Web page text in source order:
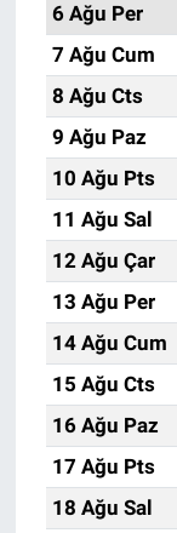
6 Ağu Per
7 Ağu Cum
8 Ağu Cts
9 Ağu Paz
10 Ağu Pts
11 Ağu Sal
12 Ağu Çar
13 Ağu Per
14 Ağu Cum
15 Ağu Cts
16 Ağu Paz
17 Ağu Pts
18 Ağu Sal